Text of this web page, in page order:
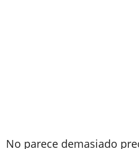
No parece demasiado